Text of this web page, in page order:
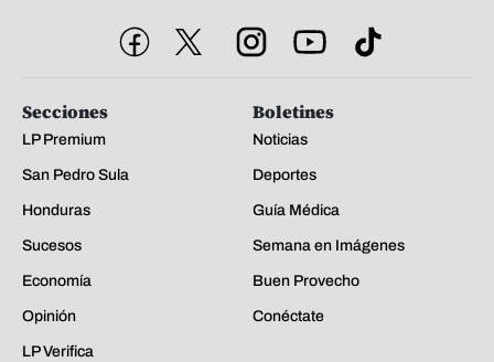
Secciones
LP Premium
San Pedro Sula
Honduras
Sucesos
Economía
Opinión
LP Verifica
Boletines
Noticias
Deportes
Guía Médica
Semana en Imágenes
Buen Provecho
Conéctate